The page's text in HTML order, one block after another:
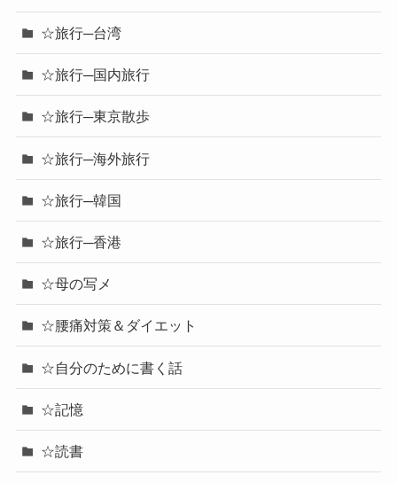
☆旅行─台湾
☆旅行─国内旅行
☆旅行─東京散歩
☆旅行─海外旅行
☆旅行─韓国
☆旅行─香港
☆母の写メ
☆腰痛対策＆ダイエット
☆自分のために書く話
☆記憶
☆読書